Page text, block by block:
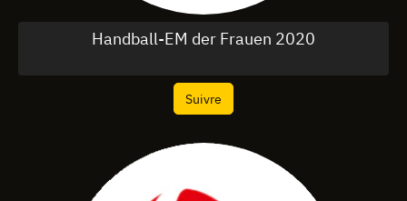
Handball-EM der Frauen 2020
Suivre